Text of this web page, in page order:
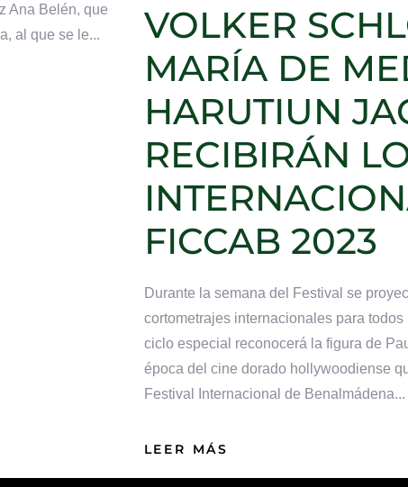
Ana Belén, que
al que se le...
VOLKER
MARÍA DE
HARUTIUN
RECIBIRÁN
FICCAB 2023
Durante la semana del Festival se
cortometrajes internacionales para
ciclo especial reconocerá la figura de
época del cine dorado hollywoodiense
Festival Internacional de Benalmádena...
LEER MÁS